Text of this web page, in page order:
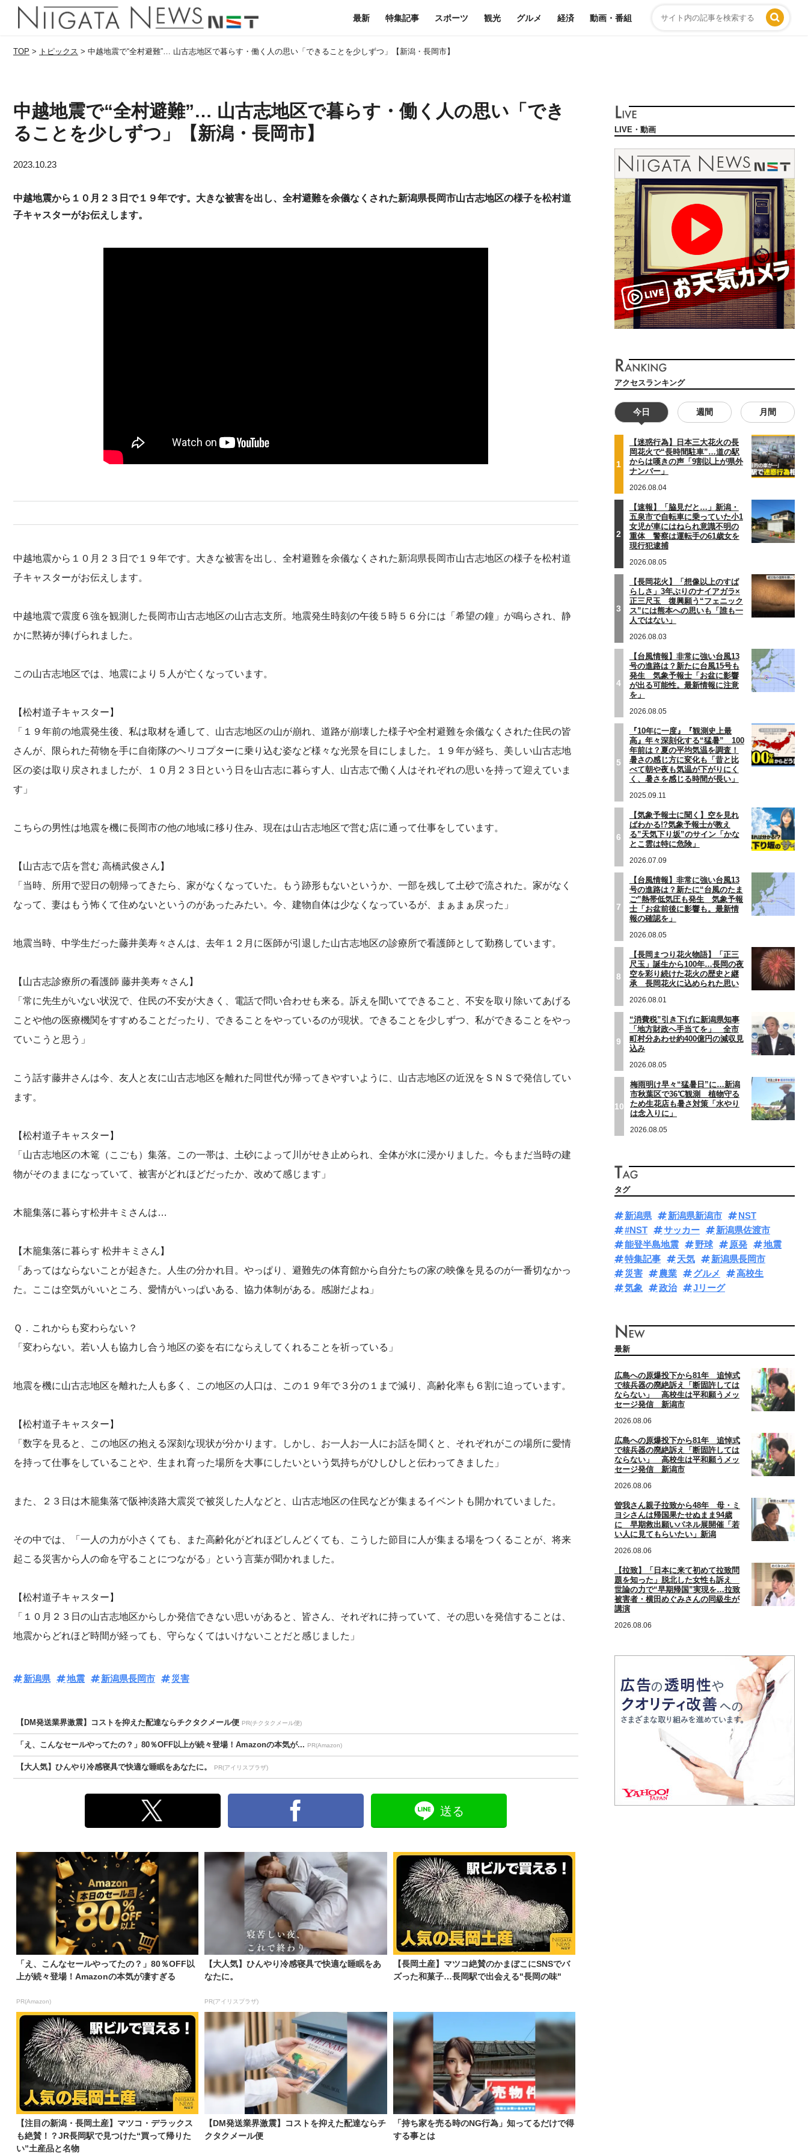
最新 特集記事 スポーツ 観光 グルメ 経済 動画・番組
TOP > トピックス > 中越地震で“全村避難”… 山古志地区で暮らす・働く人の思い「できることを少しずつ」【新潟・長岡市】
中越地震で“全村避難”… 山古志地区で暮らす・働く人の思い「でき
ることを少しずつ」【新潟・長岡市】
2023.10.23
中越地震から１０月２３日で１９年です。大きな被害を出し、全村避難を余儀なくされた新潟県長岡市山古志地区の様子を松村道
子キャスターがお伝えします。
中越地震から１０月２３日で１９年です。大きな被害を出し、全村避難を余儀なくされた新潟県長岡市山古志地区の様子を松村道
子キャスターがお伝えします。
中越地震で震度６強を観測した長岡市山古志地区の山古志支所。地震発生時刻の午後５時５６分には「希望の鐘」が鳴らされ、静
かに黙祷が捧げられました。
この山古志地区では、地震により５人が亡くなっています。
【松村道子キャスター】
「１９年前の地震発生後、私は取材を通して、山古志地区の山が崩れ、道路が崩壊した様子や全村避難を余儀なくされた住民の皆
さんが、限られた荷物を手に自衛隊のヘリコプターに乗り込む姿など様々な光景を目にしました。１９年が経ち、美しい山古志地
区の姿は取り戻されましたが、１０月２３日という日を山古志に暮らす人、山古志で働く人はそれぞれの思いを持って迎えていま
す」
こちらの男性は地震を機に長岡市の他の地域に移り住み、現在は山古志地区で営む店に通って仕事をしています。
【山古志で店を営む 高橋武俊さん】
「当時、所用で翌日の朝帰ってきたら、家がなくなっていた。もう跡形もないというか、一部を残して土砂で流された。家がなく
なって、妻はもう怖くて住めないというのがあったみたい。今、建物自体は少なくなっているが、まぁまぁ戻った」
地震当時、中学生だった藤井美寿々さんは、去年１２月に医師が引退した山古志地区の診療所で看護師として勤務しています。
【山古志診療所の看護師 藤井美寿々さん】
「常に先生がいない状況で、住民の不安が大きく、電話で問い合わせも来る。訴えを聞いてできること、不安を取り除いてあげる
ことや他の医療機関をすすめることだったり、できることをやっているのが現状。できることを少しずつ、私ができることをやっ
ていこうと思う」
こう話す藤井さんは今、友人と友に山古志地区を離れた同世代が帰ってきやすいように、山古志地区の近況をＳＮＳで発信してい
ます。
【松村道子キャスター】
「山古志地区の木篭（こごも）集落。この一帯は、土砂によって川がせき止められ、全体が水に浸かりました。今もまだ当時の建
物がそのままになっていて、被害がどれほどだったか、改めて感じます」
木籠集落に暮らす松井キミさんは…
【木籠集落に暮らす 松井キミさん】
「あってはならないことが起きた。人生の分かれ目。やっぱり、避難先の体育館から自分たちの家の映像を見るのが一番切なかっ
た。ここは空気がいいところ、愛情がいっぱいある、協力体制がある。感謝だよね」
Ｑ．これからも変わらない？
「変わらない。若い人も協力し合う地区の姿を右にならえしてくれることを祈っている」
地震を機に山古志地区を離れた人も多く、この地区の人口は、この１９年で３分の１まで減り、高齢化率も６割に迫っています。
【松村道子キャスター】
「数字を見ると、この地区の抱える深刻な現状が分かります。しかし、お一人お一人にお話を聞くと、それぞれがこの場所に愛情
を持って仕事をしていることや、生まれ育った場所を大事にしたいという気持ちがひしひしと伝わってきました」
また、２３日は木籠集落で阪神淡路大震災で被災した人などと、山古志地区の住民などが集まるイベントも開かれていました。
その中では、「一人の力が小さくても、また高齢化がどれほどしんどくても、こうした節目に人が集まる場をつくることが、将来
起こる災害から人の命を守ることにつながる」という言葉が聞かれました。
【松村道子キャスター】
「１０月２３日の山古志地区からしか発信できない思いがあると、皆さん、それぞれに持っていて、その思いを発信することは、
地震からどれほど時間が経っても、守らなくてはいけないことだと感じました」
新潟県 地震 新潟県長岡市 災害
【DM発送業界激震】コストを抑えた配達ならチクタクメール便 PR(チクタクメール便)
「え、こんなセールやってたの？」80％OFF以上が続々登場！Amazonの本気が... PR(Amazon)
【大人気】ひんやり冷感寝具で快適な睡眠をあなたに。 PR(アイリスプラザ)
送る
「え、こんなセールやってたの？」80％OFF以
上が続々登場！Amazonの本気が凄すぎる
PR(Amazon)
【大人気】ひんやり冷感寝具で快適な睡眠をあ
なたに。
PR(アイリスプラザ)
【長岡土産】マツコ絶賛のかまぼこにSNSでバ
ズった和菓子…長岡駅で出会える"長岡の味"
【注目の新潟・長岡土産】マツコ・デラックス
も絶賛！？JR長岡駅で見つけた“買って帰りた
い”土産品と名物
【DM発送業界激震】コストを抑えた配達ならチ
クタクメール便
「持ち家を売る時のNG行為」知ってるだけで得
する事とは
LIVE・動画
アクセスランキング
今日 週間 月間
1
【迷惑行為】日本三大花火の長
岡花火で“長時間駐車”…道の駅
からは嘆きの声「9割以上が県外
ナンバー」
2026.08.04
2
【速報】「脇見だと…」新潟・
五泉市で自転車に乗っていた小1
女児が車にはねられ意識不明の
重体 警察は運転手の61歳女を
現行犯逮捕
2026.08.05
3
【長岡花火】「想像以上のすば
らしさ」3年ぶりのナイアガラ×
正三尺玉 復興願う“フェニック
ス”には熊本への思いも「誰も一
人ではない」
2026.08.03
4
【台風情報】非常に強い台風13
号の進路は？新たに台風15号も
発生 気象予報士「お盆に影響
が出る可能性。最新情報に注意
を」
2026.08.05
5
『10年に一度』『観測史上最
高』年々深刻化する“猛暑” 100
年前は？夏の平均気温を調査！
暑さの感じ方に変化も「昔と比
べて朝や夜も気温が下がりにく
く、暑さを感じる時間が長い」
2025.09.11
6
【気象予報士に聞く】空を見れ
ばわかる!?気象予報士が教え
る”天気下り坂”のサイン「かな
とこ雲は特に危険」
2026.07.09
7
【台風情報】非常に強い台風13
号の進路は？新たに“台風のたま
ご”熱帯低気圧も発生 気象予報
士「お盆前後に影響も。最新情
報の確認を」
2026.08.05
8
【長岡まつり花火物語】「正三
尺玉」誕生から100年…長岡の夜
空を彩り続けた花火の歴史と継
承 長岡花火に込められた思い
2026.08.01
9
“消費税”引き下げに新潟県知事
「地方財政へ手当てを」 全市
町村分あわせ約400億円の減収見
込み
2026.08.05
10
梅雨明け早々“猛暑日”に…新潟
市秋葉区で36℃観測 植物守る
ため生花店も暑さ対策「水やり
は念入りに」
2026.08.05
タグ
新潟県 新潟県新潟市
NST
#NST
サッカー
新潟県佐渡市
能登半島地震
野球 原発
地震
特集記事
天気
新潟県長岡市
災害
農業 グルメ
高校生
気象
政治 Jリーグ
最新
広島への原爆投下から81年 追悼式
で核兵器の廃絶訴え「断固許しては
ならない」 高校生は平和願うメッ
セージ発信 新潟市
2026.08.06
広島への原爆投下から81年 追悼式
で核兵器の廃絶訴え「断固許しては
ならない」 高校生は平和願うメッ
セージ発信 新潟市
2026.08.06
曽我さん親子拉致から48年 母・ミ
ヨシさんは帰国果たせぬまま94歳
に 早期救出願いパネル展開催「若
い人に見てもらいたい」新潟
2026.08.06
【拉致】「日本に来て初めて拉致問
題を知った」脱北した女性も訴え
世論の力で“早期帰国”実現を…拉致
被害者・横田めぐみさんの同級生が
講演
2026.08.06